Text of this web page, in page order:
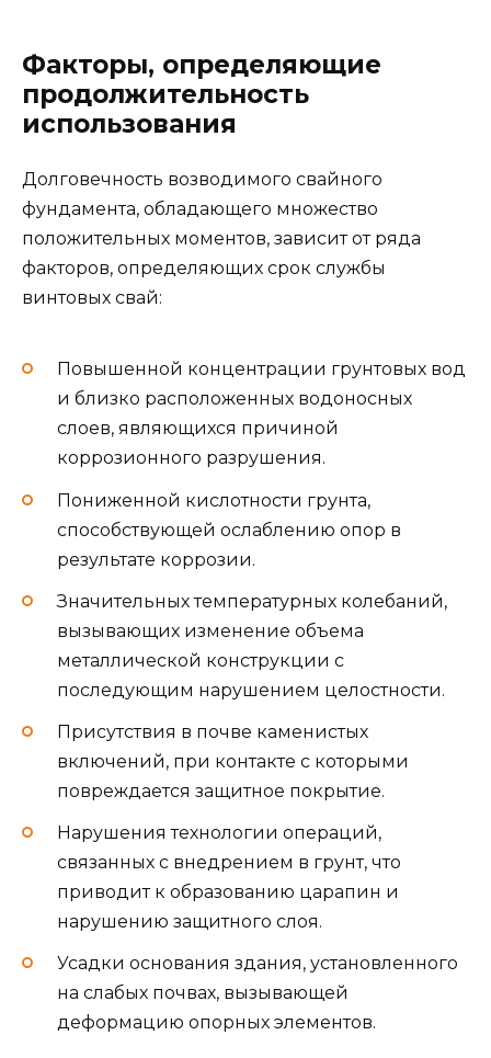
Факторы, определяющие
продолжительность
использования
Долговечность возводимого свайного
фундамента, обладающего множество
положительных моментов, зависит от ряда
факторов, определяющих срок службы
винтовых свай:
Повышенной концентрации грунтовых вод
и близко расположенных водоносных
слоев, являющихся причиной
коррозионного разрушения.
Пониженной кислотности грунта,
способствующей ослаблению опор в
результате коррозии.
Значительных температурных колебаний,
вызывающих изменение объема
металлической конструкции с
последующим нарушением целостности.
Присутствия в почве каменистых
включений, при контакте с которыми
повреждается защитное покрытие.
Нарушения технологии операций,
связанных с внедрением в грунт, что
приводит к образованию царапин и
нарушению защитного слоя.
Усадки основания здания, установленного
на слабых почвах, вызывающей
деформацию опорных элементов.